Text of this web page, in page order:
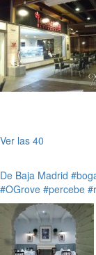
Ver las 40
De Baja Madrid
#OGrove #percebe